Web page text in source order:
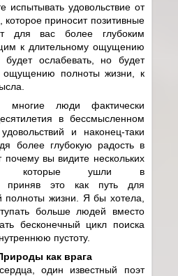
испытывать удовольствие от
которое приносит позитивные
для вас более глубоким
к длительному ощущению
будет ослабевать, но будет
ощущению полноты жизни, к
многие люди фактически
в бессмысленном
и наконец-таки
более глубокую радость в
вы видите нескольких
которые ушли в
приняв это как путь для
полноты жизни. Я бы хотела,
больше людей вместо
бесконечный цикл поиска
пустоту.
как врага
один известный поэт